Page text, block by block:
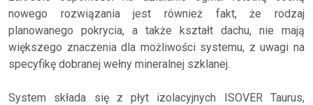
nowego rozwiązania jest również fakt, że rodzaj
planowanego pokrycia, a także kształt dachu, nie mają
większego znaczenia dla możliwości systemu, z uwagi na
specyfikę dobranej wełny mineralnej szklanej.
System składa się z płyt izolacyjnych ISOVER Taurus,